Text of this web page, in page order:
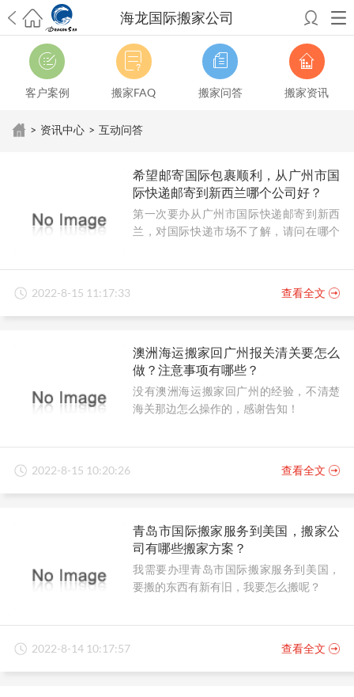
海龙国际搬家公司
希望邮寄国际包裹顺利，从广州市国际快递邮寄到新西兰哪个公司好？
澳洲海运搬家回广州报关清关要怎么做？注意事项有哪些？
青岛市国际
搬家服务到美国，搬家公司有哪些搬家方案？大连市国际搬家服务到中
国台湾是一种怎样的体验？有人分享搬家经历吗？
从长沙市国际快递邮
寄到韩国有哪些国际快递方式？用哪种好？
法有哪些？具体怎么操作？
国际搬家：家具海运到奥克兰怎么样能省
影响国际搬家吗？上海搬家到新西兰旺格雷有点不一样 北京私人物品运
输到澳大利亚，移民如何跨国搬家？上海移民搬家到塞浦路斯，国际搬
家怎么搬省钱？昆明搬家到美国，如何打包才能对国际长途运输放心？
从重庆市托运到美国从上海市托运到澳大利亚
市搬家到加拿大从大连市搬家到英国从佛山市搬家到美国从北京市搬家
到西班牙从广州市搬家到比利时
客户案例 搬家FAQ 搬家问答 搬家资讯
> 资讯中心 > 互动问答
希望邮寄国际包裹顺利，从广州市国
际快递邮寄到新西兰哪个公司好？
第一次要办从广州市国际快递邮寄到新西
兰，对国际快递市场不了解，请问在哪个
2022-8-15 11:17:33 查看全文
澳洲海运搬家回广州报关清关要怎么
做？注意事项有哪些？
没有澳洲海运搬家回广州的经验，不清楚
海关那边怎么操作的，感谢告知！
2022-8-15 10:20:26 查看全文
青岛市国际搬家服务到美国，搬家公
司有哪些搬家方案？
我需要办理青岛市国际搬家服务到美国，
要搬的东西有新有旧，我要怎么搬呢？
2022-8-14 10:17:57 查看全文